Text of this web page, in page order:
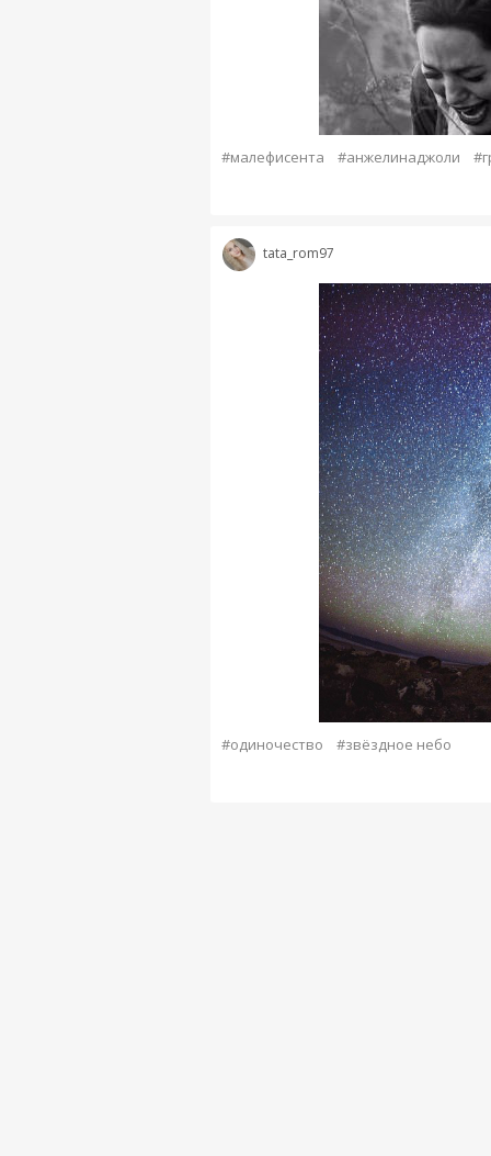
#малефисента #анжелинаджоли
tata_rom97
#одиночество #звёздное небо